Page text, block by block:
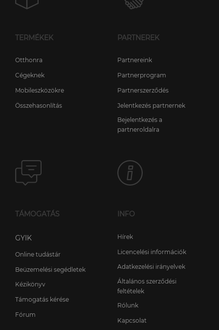
TERMÉKEK
Otthonra
Cégeknek
Mobileszközökre
Összehasonlítás
PARTNEREK
Partnereink
Partnerprogram
Partnerszerződés
Jelentkezés partnernek
Bejelentkezés a
partneroldalra
TÁMOGATÁS
GYIK
Online tudástár
Beüzemelési segédletek
Kézikönyv
Támogatás kérése
Fórum
INFO
Hírek
Licencelési információk
Adatkezelési irányelvek
Általános szerződési
feltételek
Rólunk
Kapcsolat